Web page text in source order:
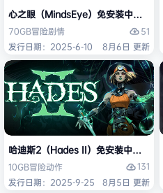
心之眼（MindsEye）免安装中文版
70GB冒险剧情
51
发行日期：2025-6-10
8月6日 更新
哈迪斯2（Hades II）免安装中文版
10GB冒险动作
131
发行日期：2025-9-25
8月5日 更新